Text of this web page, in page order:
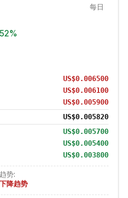
每日
US$0.006500
US$0.006100
US$0.005900
US$0.005820
US$0.005700
US$0.005400
US$0.003800
趋势:
下降趋势